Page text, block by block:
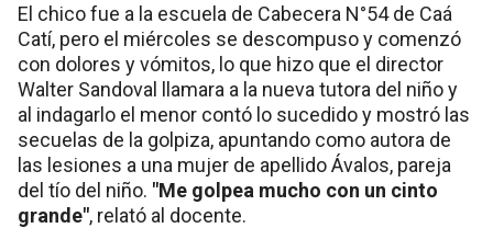
El chico fue a la escuela de Cabecera N°54 de Caá
Catí, pero el miércoles se descompuso y comenzó
con dolores y vómitos, lo que hizo que el director
Walter Sandoval llamara a la nueva tutora del niño y
al indagarlo el menor contó lo sucedido y mostró las
secuelas de la golpiza, apuntando como autora de
las lesiones a una mujer de apellido Ávalos, pareja
del tío del niño. "Me golpea mucho con un cinto
grande", relató al docente.